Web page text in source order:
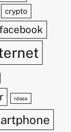
crypto
résea